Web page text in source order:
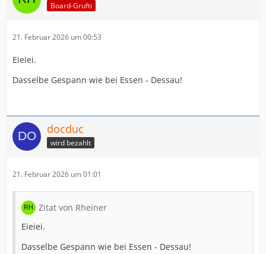
Board-Grufti
21. Februar 2026 um 00:53
Eieiei.
Dasselbe Gespann wie bei Essen - Dessau!
docduc
wird bezahlt
21. Februar 2026 um 01:01
Zitat von Rheiner
Eieiei.
Dasselbe Gespann wie bei Essen - Dessau!